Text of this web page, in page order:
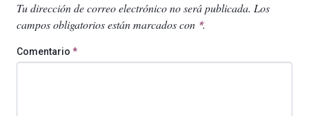
Tu dirección de correo electrónico no será publicada. Los
campos obligatorios están marcados con *.
Comentario *